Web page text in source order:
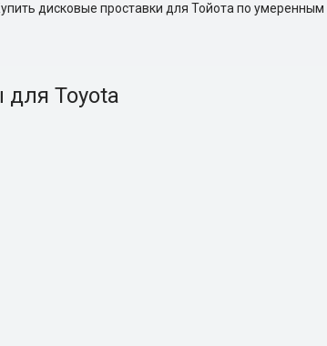
дисковые проставки для Тойота по
для Toyota